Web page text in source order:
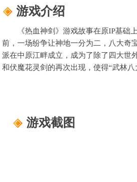
游戏介绍
《热血神剑》游戏故事在原IP基
前，一场纷争让神地一分为二，八大奇
派在中原江畔成立，成为了除了四大世
和伏魔花灵剑的再次出现，使得“武林
游戏截图